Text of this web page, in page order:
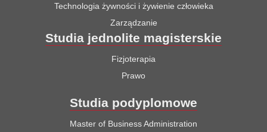
Technologia żywności i żywienie człowieka
Zarządzanie
Studia jednolite magisterskie
Fizjoterapia
Prawo
Studia podyplomowe
Master of Business Administration